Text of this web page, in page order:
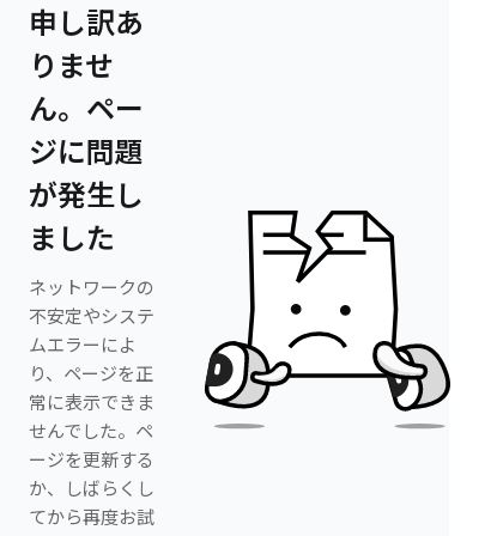
申し訳あ
りませ
ん。ペー
ジに問題
が発生し
ました
ネットワークの
不安定やシステ
ムエラーによ
り、ページを正
常に表示できま
せんでした。ペ
ージを更新する
か、しばらくし
てから再度お試